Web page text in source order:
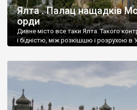
Ялта . Палац нащадків
орди
Дивне місто все таки Ялта. Такого
і бідністю, між розкішшю і розрухою в